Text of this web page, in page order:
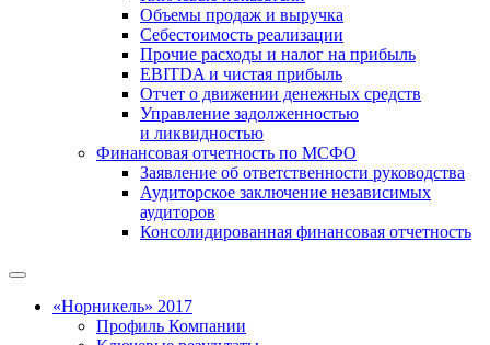
Объемы продаж и выручка
Себестоимость реализации
Прочие расходы и налог на прибыль
EBITDA и чистая прибыль
Отчет о движении денежных средств
Управление задолженностью
и ликвидностью
Финансовая отчетность по МСФО
Заявление об ответственности руководства
Аудиторское заключение независимых
аудиторов
Консолидированная финансовая отчетность
«Норникель» 2017
Профиль Компании